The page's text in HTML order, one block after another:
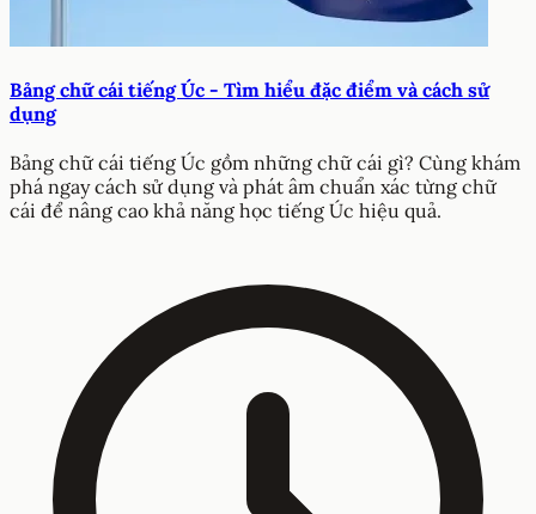
Bảng chữ cái tiếng Úc - Tìm hiểu đặc điểm và cách sử
dụng
Bảng chữ cái tiếng Úc gồm những chữ cái gì? Cùng khám
phá ngay cách sử dụng và phát âm chuẩn xác từng chữ
cái để nâng cao khả năng học tiếng Úc hiệu quả.